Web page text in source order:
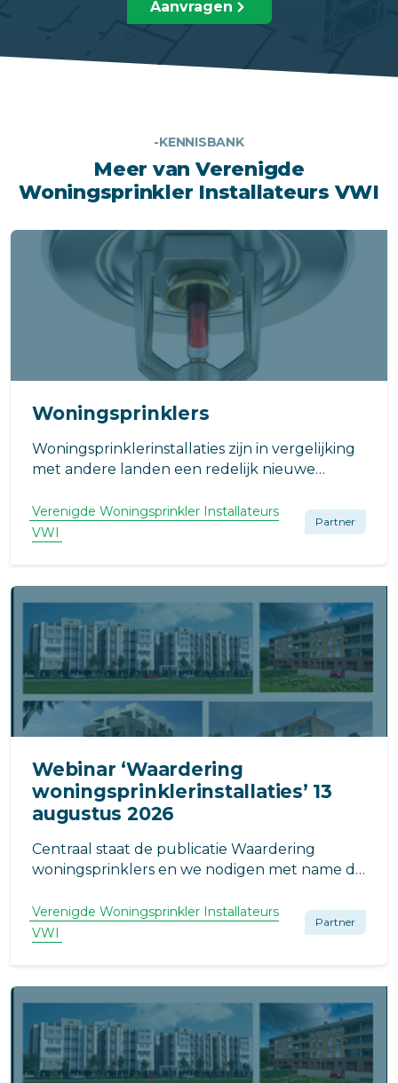
Aanvragen
-KENNISBANK
Meer van Verenigde
Woningsprinkler Installateurs VWI
Woningsprinklers
Woningsprinklerinstallaties zijn in vergelijking
met andere landen een redelijk nieuwe
Verenigde Woningsprinkler Installateurs
VWI
Partner
Webinar ‘Waardering
woningsprinklerinstallaties’ 13
augustus 2026
Centraal staat de publicatie Waardering
woningsprinklers en we nodigen met name de
uit voor deelname aan dit gratis webinar.
Verenigde Woningsprinkler Installateurs
VWI
Partner